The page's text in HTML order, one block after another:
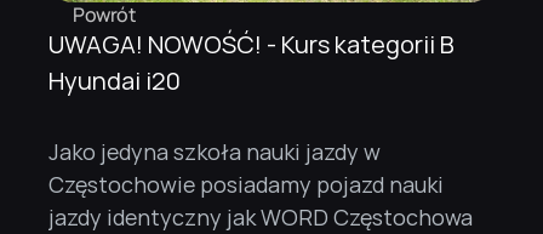
Powrót
UWAGA! NOWOŚĆ! - Kurs kategorii B
Hyundai i20
Jako jedyna szkoła nauki jazdy w
Częstochowie posiadamy pojazd nauki
jazdy identyczny jak WORD Częstochowa